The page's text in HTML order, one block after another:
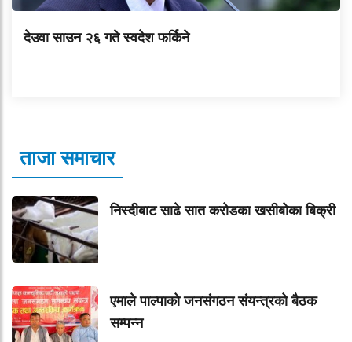
देउवा साउन २६ गते स्वदेश फर्किने
ताजा समाचार
निस्दीबाट साढे सात करोडका खसीबोका बिक्री
एमाले पाल्पाको जनसंगठन संयन्त्रको बैठक
सम्पन्न